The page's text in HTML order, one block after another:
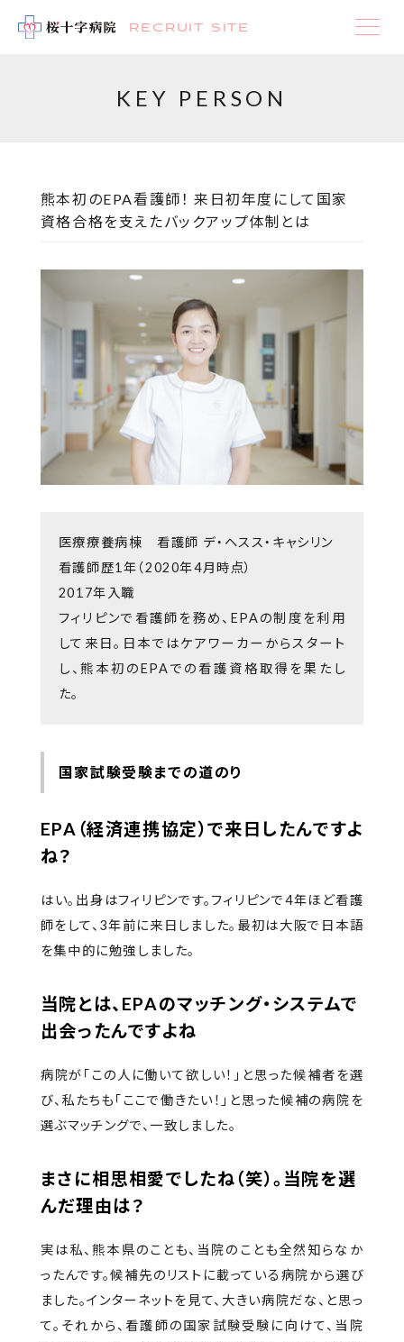
RECRUIT SITE
KEY PERSON
熊本初のEPA看護師！ 来日初年度にして国家
資格合格を支えたバックアップ体制とは
医療療養病棟 看護師 デ・ヘスス・キャシリン
看護師歴1年（2020年4月時点）
2017年入職
フィリピンで看護師を務め、EPAの制度を利用
して来日。日本ではケアワーカーからスタート
し、熊本初のEPAでの看護資格取得を果たし
た。
国家試験受験までの道のり
EPA（経済連携協定）で来日したんですよ
ね？
はい。出身はフィリピンです。フィリピンで4年ほど看護
師をして、3年前に来日しました。最初は大阪で日本語
を集中的に勉強しました。
当院とは、EPAのマッチング・システムで
出会ったんですよね
病院が「この人に働いて欲しい！」と思った候補者を選
び、私たちも「ここで働きたい！」と思った候補の病院を
選ぶマッチングで、一致しました。
まさに相思相愛でしたね（笑）。当院を選
んだ理由は？
実は私、熊本県のことも、当院のことも全然知らなか
ったんです。候補先のリストに載っている病院から選び
ました。インターネットを見て、大きい病院だな、と思っ
て。それから、看護師の国家試験受験に向けて、当院